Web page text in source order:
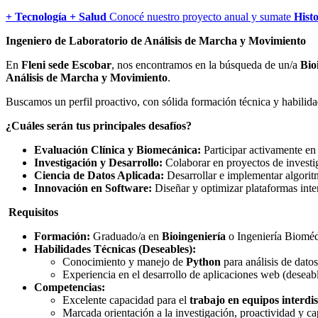
+ Tecnología + Salud Conocé nuestro proyecto anual y sumate
Ingeniero de Laboratorio de Análisis de Marcha y Movimiento
En Fleni sede Escobar, nos encontramos en la búsqueda de un/a
Análisis de Marcha y Movimiento.
Buscamos un perfil proactivo, con sólida formación técnica y
¿Cuáles serán tus principales desafíos?
Evaluación Clínica y Biomecánica: Participar activamente
Investigación y Desarrollo: Colaborar en proyectos de
Ciencia de Datos Aplicada: Desarrollar e implementar
Innovación en Software: Diseñar y optimizar plataformas
Requisitos
Formación: Graduado/a en Bioingeniería o Ingeniería
Habilidades Técnicas (Deseables):
Conocimiento y manejo de Python para análisis de
Experiencia en el desarrollo de aplicaciones web
Competencias:
Excelente capacidad para el trabajo en equipos
Marcada orientación a la investigación, proactividad y